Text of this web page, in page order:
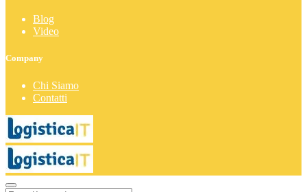
Blog
Video
Company
Chi Siamo
Contatti